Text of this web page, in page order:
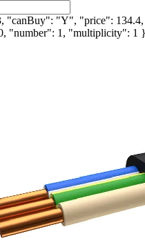
"canBuy": "Y", "price":
"number": 1, "multiplicity": 1 }